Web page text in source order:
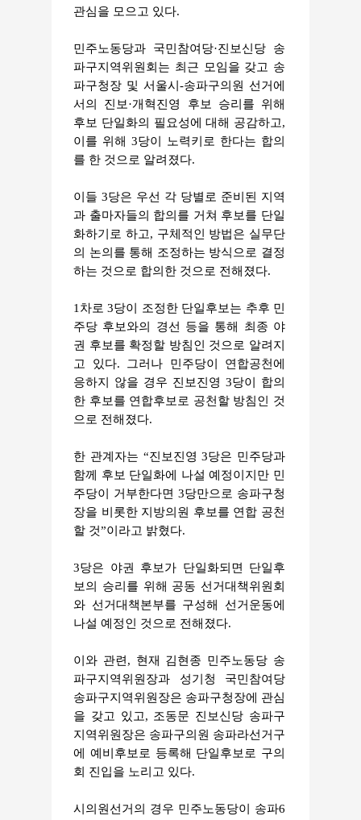
관심을 모으고 있다.
민주노동당과 국민참여당·진보신당 송
파구지역위원회는 최근 모임을 갖고 송
파구청장 및 서울시-송파구의원 선거에
서의 진보·개혁진영 후보 승리를 위해
후보 단일화의 필요성에 대해 공감하고,
이를 위해 3당이 노력키로 한다는 합의
를 한 것으로 알려졌다.
이들 3당은 우선 각 당별로 준비된 지역
과 출마자들의 합의를 거쳐 후보를 단일
화하기로 하고, 구체적인 방법은 실무단
의 논의를 통해 조정하는 방식으로 결정
하는 것으로 합의한 것으로 전해졌다.
1차로 3당이 조정한 단일후보는 추후 민
주당 후보와의 경선 등을 통해 최종 야
권 후보를 확정할 방침인 것으로 알려지
고 있다. 그러나 민주당이 연합공천에
응하지 않을 경우 진보진영 3당이 합의
한 후보를 연합후보로 공천할 방침인 것
으로 전해졌다.
한 관계자는 “진보진영 3당은 민주당과
함께 후보 단일화에 나설 예정이지만 민
주당이 거부한다면 3당만으로 송파구청
장을 비롯한 지방의원 후보를 연합 공천
할 것”이라고 밝혔다.
3당은 야권 후보가 단일화되면 단일후
보의 승리를 위해 공동 선거대책위원회
와 선거대책본부를 구성해 선거운동에
나설 예정인 것으로 전해졌다.
이와 관련, 현재 김현종 민주노동당 송
파구지역위원장과 성기청 국민참여당
송파구지역위원장은 송파구청장에 관심
을 갖고 있고, 조동문 진보신당 송파구
지역위원장은 송파구의원 송파라선거구
에 예비후보로 등록해 단일후보로 구의
회 진입을 노리고 있다.
시의원선거의 경우 민주노동당이 송파6